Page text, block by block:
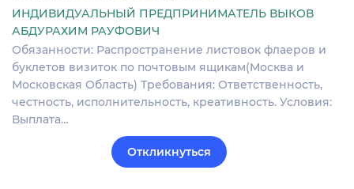
ИНДИВИДУАЛЬНЫЙ ПРЕДПРИНИМАТЕЛЬ ВЫКОВ
АБДУРАХИМ РАУФОВИЧ
Обязанности: Распространение листовок флаеров и
буклетов визиток по почтовым ящикам(Москва и
Московская Область) Требования: Ответственность,
честность, исполнительность, креативность. Условия:
Выплата…
Откликнуться